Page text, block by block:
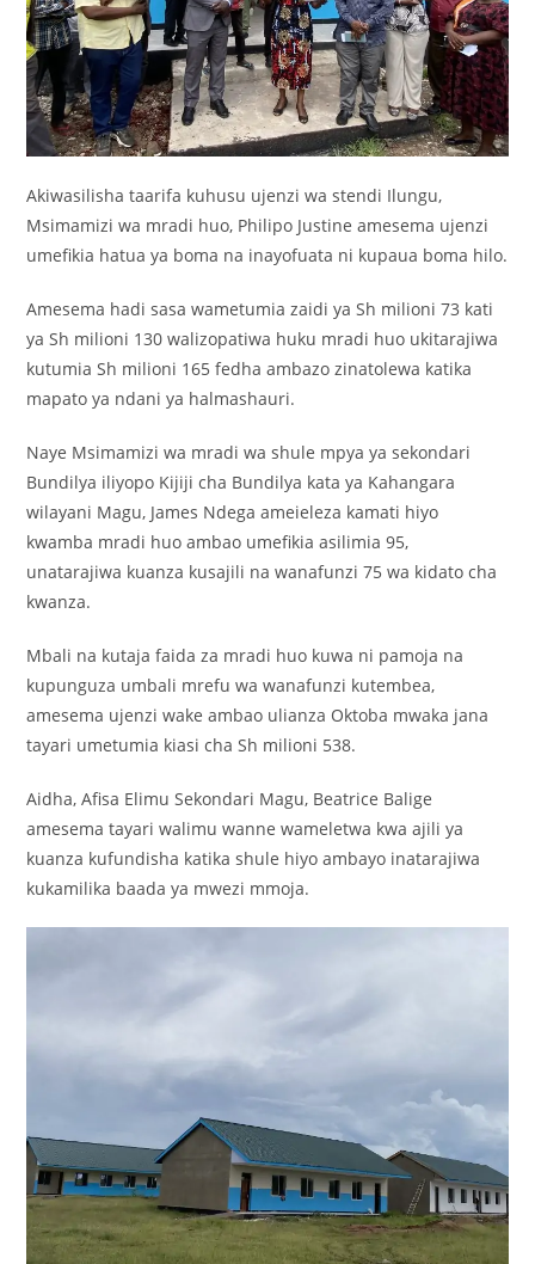
Akiwasilisha taarifa kuhusu ujenzi wa stendi Ilungu,
Msimamizi wa mradi huo, Philipo Justine amesema ujenzi
umefikia hatua ya boma na inayofuata ni kupaua boma hilo.
Amesema hadi sasa wametumia zaidi ya Sh milioni 73 kati
ya Sh milioni 130 walizopatiwa huku mradi huo ukitarajiwa
kutumia Sh milioni 165 fedha ambazo zinatolewa katika
mapato ya ndani ya halmashauri.
Naye Msimamizi wa mradi wa shule mpya ya sekondari
Bundilya iliyopo Kijiji cha Bundilya kata ya Kahangara
wilayani Magu, James Ndega ameieleza kamati hiyo
kwamba mradi huo ambao umefikia asilimia 95,
unatarajiwa kuanza kusajili na wanafunzi 75 wa kidato cha
kwanza.
Mbali na kutaja faida za mradi huo kuwa ni pamoja na
kupunguza umbali mrefu wa wanafunzi kutembea,
amesema ujenzi wake ambao ulianza Oktoba mwaka jana
tayari umetumia kiasi cha Sh milioni 538.
Aidha, Afisa Elimu Sekondari Magu, Beatrice Balige
amesema tayari walimu wanne wameletwa kwa ajili ya
kuanza kufundisha katika shule hiyo ambayo inatarajiwa
kukamilika baada ya mwezi mmoja.